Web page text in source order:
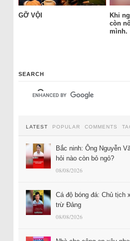
GỠ VỘI
Khi
còn
mình.
SEARCH
LATEST POPULAR COMMENTS
Bắc ninh: Ông Nguyễn
hỏi nào còn bỏ ngỏ?
08/08/2026
Cá độ bóng đá: Chủ tịch
trừ Đảng
08/08/2026